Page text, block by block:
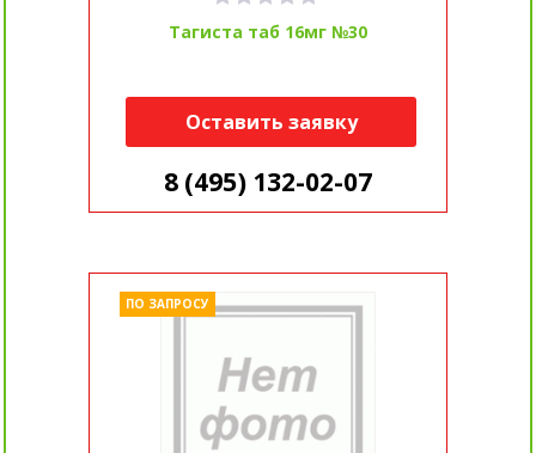
Тагиста таб 16мг №30
Оставить заявку
8 (495) 132-02-07
ПО ЗАПРОСУ